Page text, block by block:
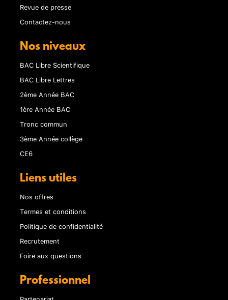
Revue de presse
Contactez-nous
Nos niveaux
BAC Libre Scientifique
BAC Libre Lettres
2ème Année BAC
1ère Année BAC
Tronc commun
3ème Année collège
CE6
Liens utiles
Nos offres
Termes et conditions
Politique de confidentialité
Recrutement
Foire aux questions
Professionnel